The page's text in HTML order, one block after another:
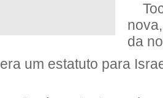
da
um estatuto para